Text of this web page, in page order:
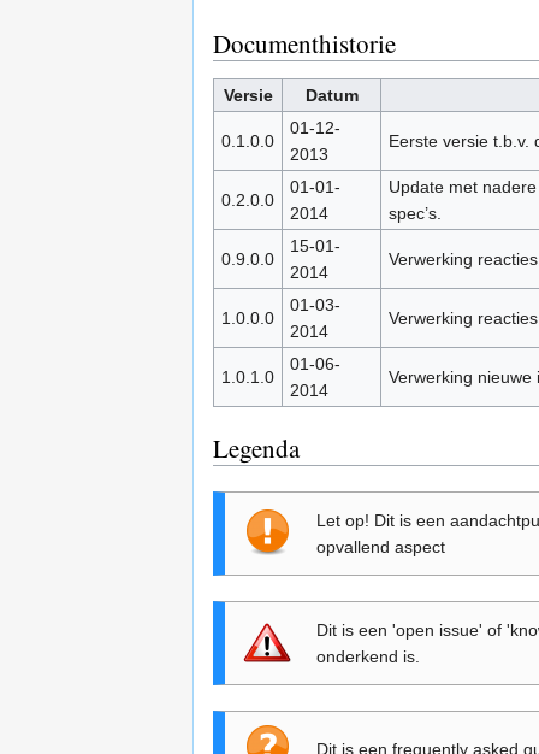
Documenthistorie
Versie Datum
0.1.0.0
01-12-
2013
Eerste versie t.b.v.
0.2.0.0
01-01-
2014
Update met
spec’s.
0.9.0.0
15-01-
2014
Verwerking
1.0.0.0
01-03-
2014
Verwerking
1.0.1.0
01-06-
2014
Verwerking
Legenda
Let op! Dit is een
opvallend aspect
Dit is een 'open issue' of
onderkend is.
Dit is een frequently asked